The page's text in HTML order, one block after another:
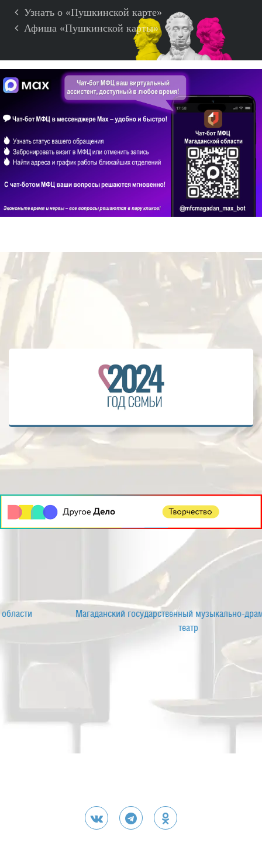
Узнать о «Пушкинской карте»
Афиша «Пушкинской карты»
Магаданский государственный музыкально-драматический